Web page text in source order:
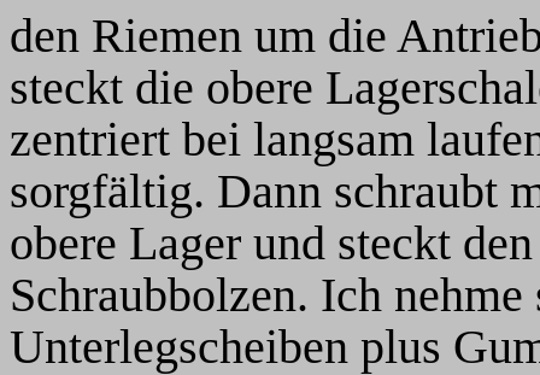
den Riemen um die
steckt die obere
zentriert bei langsam
sorgfältig. Dann schraubt
obere Lager und steckt
Schraubbolzen. Ich
Unterlegscheiben plus